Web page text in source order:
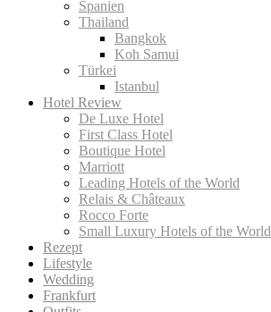
Spanien
Thailand
Bangkok
Koh Samui
Türkei
Istanbul
Hotel Review
De Luxe Hotel
First Class Hotel
Boutique Hotel
Marriott
Leading Hotels of the World
Relais & Châteaux
Rocco Forte
Small Luxury Hotels of the World
Rezept
Lifestyle
Wedding
Frankfurt